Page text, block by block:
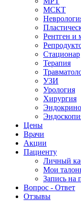
МСКТ
Рентген и
Стационар
Терапия
УЗИ
Урология
Хирургия
Цены
Врачи
Акции
Пациенту
Личный
Мои
Запись на
Вопрос - Ответ
Отзывы